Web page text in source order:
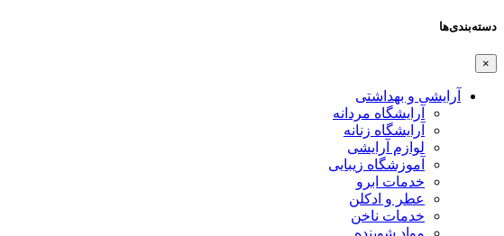
دسته‌بندی‌ها
×
آرایشی و بهداشتی
آرایشگاه مردانه
آرایشگاه زنانه
لوازم آرایشی
آموزشگاه زیبایی
خدمات ابرو
عطر و ادکلن
خدمات ناخن